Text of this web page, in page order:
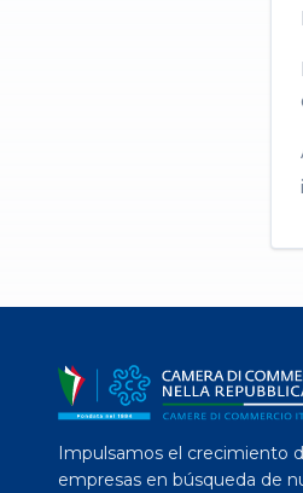
Impulsamos el crecimiento
empresas en búsqueda de